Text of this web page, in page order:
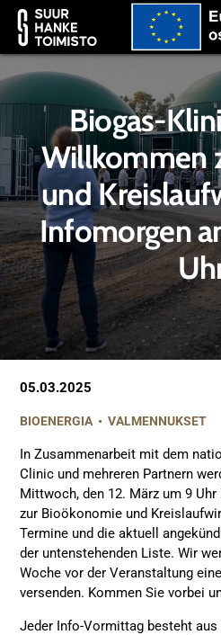
Biogas-
Willkommen
und
Infomorgen
05.03.2025
BIOENERGIA •VALMENNUKSET
In Zusammenarbeit mit dem
Clinic und mehreren Partnern
Mittwoch, den 12. März um 9
zur Bioökonomie und
Termine und die aktuell
der untenstehenden Liste. Wir
Woche vor der Veranstaltung
versenden. Kommen Sie vorbei
Jeder Info-Vormittag besteht